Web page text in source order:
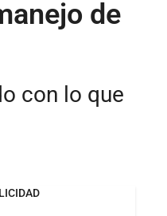
de
con lo que